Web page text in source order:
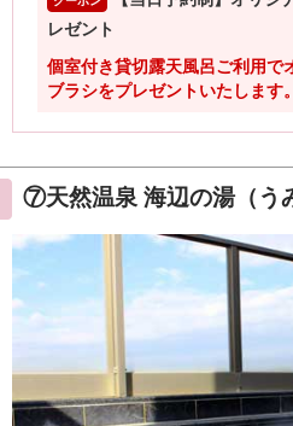
⑦天然温泉 海辺の湯（う